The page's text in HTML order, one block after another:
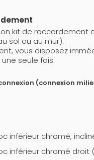
kit de raccordement
sol ou au mur).
vous disposez
seule fois.
(connexion
inférieur chromé,
inférieur chromé droit